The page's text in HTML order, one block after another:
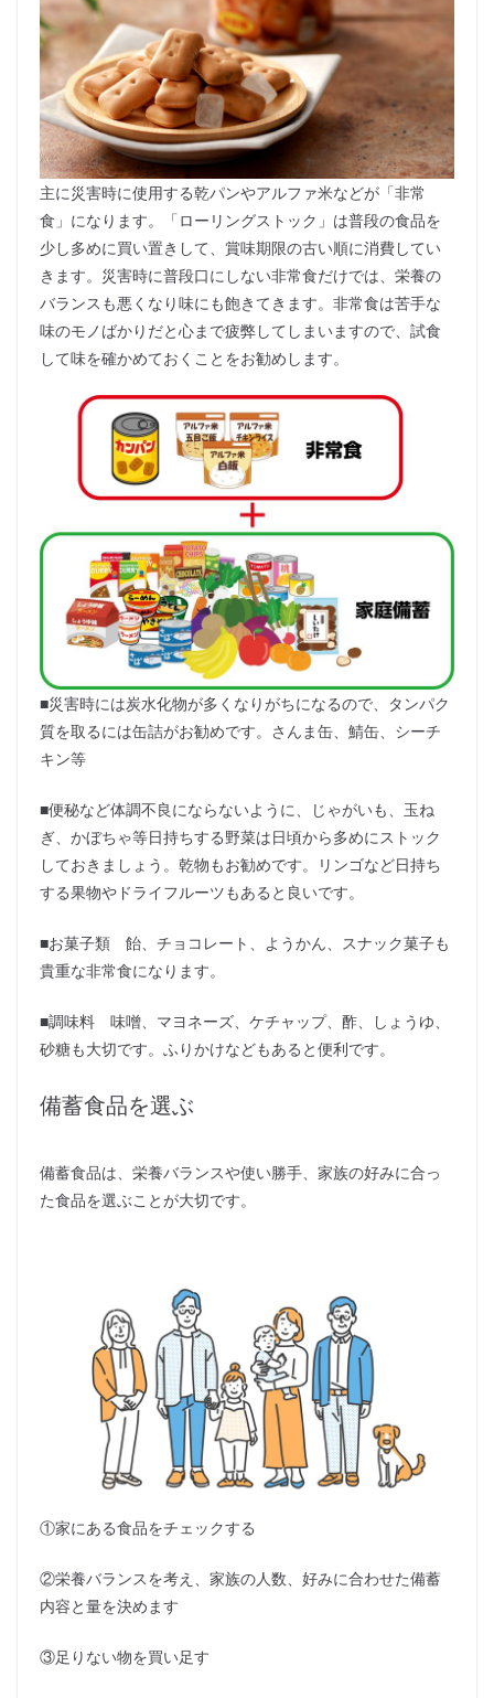
主に災害時に使用する乾パンやアルファ米などが「非常
食」になります。「ローリングストック」は普段の食品を
少し多めに買い置きして、賞味期限の古い順に消費してい
きます。災害時に普段口にしない非常食だけでは、栄養の
バランスも悪くなり味にも飽きてきます。非常食は苦手な
味のモノばかりだと心まで疲弊してしまいますので、試食
して味を確かめておくことをお勧めします。
■災害時には炭水化物が多くなりがちになるので、タンパク
質を取るには缶詰がお勧めです。さんま缶、鯖缶、シーチ
キン等
■便秘など体調不良にならないように、じゃがいも、玉ね
ぎ、かぼちゃ等日持ちする野菜は日頃から多めにストック
しておきましょう。乾物もお勧めです。リンゴなど日持ち
する果物やドライフルーツもあると良いです。
■お菓子類 飴、チョコレート、ようかん、スナック菓子も
貴重な非常食になります。
■調味料 味噌、マヨネーズ、ケチャップ、酢、しょうゆ、
砂糖も大切です。ふりかけなどもあると便利です。
備蓄食品を選ぶ
備蓄食品は、栄養バランスや使い勝手、家族の好みに合っ
た食品を選ぶことが大切です。
①家にある食品をチェックする
②栄養バランスを考え、家族の人数、好みに合わせた備蓄
内容と量を決めます
③足りない物を買い足す